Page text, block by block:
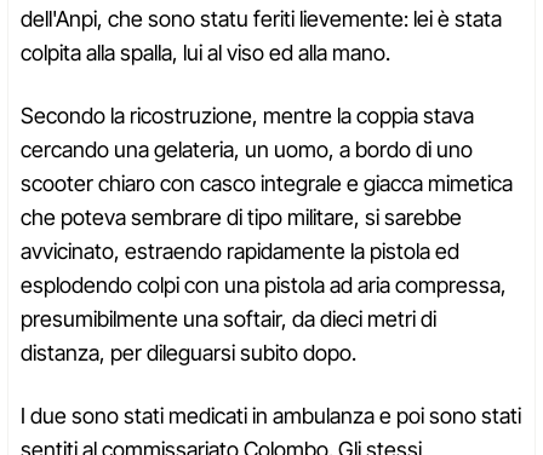
dell'Anpi, che sono statu feriti lievemente: lei è stata
colpita alla spalla, lui al viso ed alla mano.
Secondo la ricostruzione, mentre la coppia stava
cercando una gelateria, un uomo, a bordo di uno
scooter chiaro con casco integrale e giacca mimetica
che poteva sembrare di tipo militare, si sarebbe
avvicinato, estraendo rapidamente la pistola ed
esplodendo colpi con una pistola ad aria compressa,
presumibilmente una softair, da dieci metri di
distanza, per dileguarsi subito dopo.
I due sono stati medicati in ambulanza e poi sono stati
sentiti al commissariato Colombo. Gli stessi